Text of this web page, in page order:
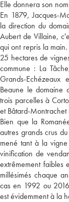
Elle donnera son
En 1879, Jacques-
la direction du
Aubert de Villaine,
qui ont repris la
25 hectares de
commune : La
Grands-
Beaune le domaine
trois parcelles à
et Bâtard-
Bien que la
autres grands crus
mené tant à la
vinification de
extrêmement faibles
millésimés chaque
cas en 1992 ou
est évidemment à la